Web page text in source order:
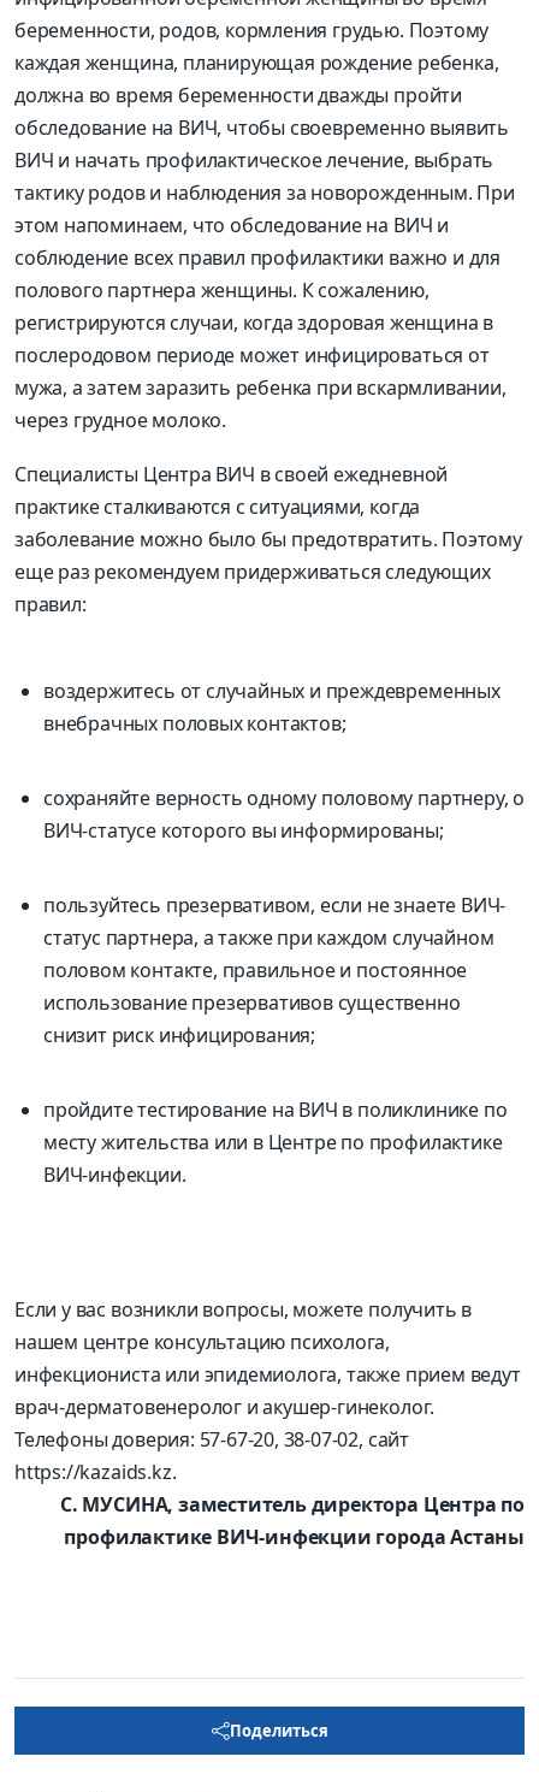
беременности, родов, кормления грудью. Поэтому
каждая женщина, планирующая рождение ребенка,
должна во время беременности дважды пройти
обследование на ВИЧ, чтобы своевременно выявить
ВИЧ и начать профилактическое лечение, выбрать
тактику родов и наблюдения за новорожденным. При
этом напоминаем, что обследование на ВИЧ и
соблюдение всех правил профилактики важно и для
полового партнера женщины. К сожалению,
регистрируются случаи, когда здоровая женщина в
послеродовом периоде может инфицироваться от
мужа, а затем заразить ребенка при вскармливании,
через грудное молоко.
Специалисты Центра ВИЧ в своей ежедневной
практике сталкиваются с ситуациями, когда
заболевание можно было бы предотвратить. Поэтому
еще раз рекомендуем придерживаться следующих
правил:
воздержитесь от случайных и преждевременных
внебрачных половых контактов;
сохраняйте верность одному половому партнеру, о
ВИЧ-статусе которого вы информированы;
пользуйтесь презервативом, если не знаете ВИЧ-
статус партнера, а также при каждом случайном
половом контакте, правильное и постоянное
использование презервативов существенно
снизит риск инфицирования;
пройдите тестирование на ВИЧ в поликлинике по
месту жительства или в Центре по профилактике
ВИЧ-инфекции.
Если у вас возникли вопросы, можете получить в
нашем центре консультацию психолога,
инфекциониста или эпидемиолога, также прием ведут
врач-дерматовенеролог и акушер-гинеколог.
Телефоны доверия: 57-67-20, 38-07-02, сайт
https://kazaids.kz.
С. МУСИНА, заместитель директора Центра по
профилактике ВИЧ-инфекции города Астаны
Поделиться